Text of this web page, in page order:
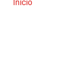
Início